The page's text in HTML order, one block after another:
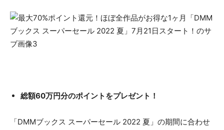
総額60万円分のポイントをプレゼント！
「DMMブックス スーパーセール 2022 夏」の期間に合わせ